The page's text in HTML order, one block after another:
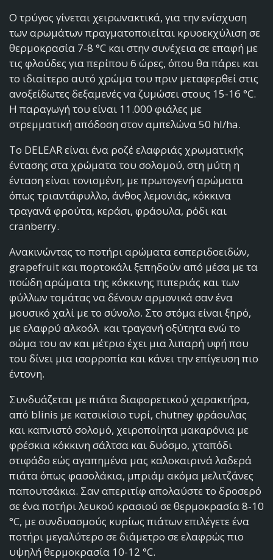
Ο τρύγος γίνεται χειρωνακτικά, για την ενίσχυση
των αρωμάτων πραγματοποιείται κρυοεκχύλιση σε
θερμοκρασία 7-8 °C και στην συνέχεια σε επαφή με
τις φλούδες για περίπου 6 ώρες, όπου θα πάρει και
το ιδιαίτερο αυτό χρώμα του πριν μεταφερθεί στις
ανοξείδωτες δεξαμενές να ζυμώσει στους 15-16 °C.
Η παραγωγή του είναι 11.000 φιάλες με
στρεμματική απόδοση στον αμπελώνα 50 hl/ha.
Το DELEAR είναι ένα ροζέ ελαφριάς χρωματικής
έντασης στα χρώματα του σολομού, στη μύτη η
ένταση είναι τονισμένη, με πρωτογενή αρώματα
όπως τριαντάφυλλο, άνθος λεμονιάς, κόκκινα
τραγανά φρούτα, κεράσι, φράουλα, ρόδι και
cranberry.
Ανακινώντας το ποτήρι αρώματα εσπεριδοειδών,
grapefruit και πορτοκάλι ξεπηδούν από μέσα με τα
ποώδη αρώματα της κόκκινης πιπεριάς και των
φύλλων τομάτας να δένουν αρμονικά σαν ένα
μουσικό χαλί με το σύνολο. Στο στόμα είναι ξηρό,
με ελαφρύ αλκοόλ και τραγανή οξύτητα ενώ το
σώμα του αν και μέτριο έχει μια λιπαρή υφή που
του δίνει μια ισορροπία και κάνει την επίγευση πιο
έντονη.
Συνδυάζεται με πιάτα διαφορετικού χαρακτήρα,
από blinis με κατσικίσιο τυρί, chutney φράουλας
και καπνιστό σολομό, χειροποίητα μακαρόνια με
φρέσκια κόκκινη σάλτσα και δυόσμο, χταπόδι
στιφάδο εώς αγαπημένα μας καλοκαιρινά λαδερά
πιάτα όπως φασολάκια, μπριάμ ακόμα μελιτζάνες
παπουτσάκια. Σαν απεριτίφ απολαύστε το δροσερό
σε ένα ποτήρι λευκού κρασιού σε θερμοκρασία 8-10
°C, με συνδυασμούς κυρίως πιάτων επιλέγετε ένα
ποτήρι μεγαλύτερο σε διάμετρο σε ελαφρώς πιο
υψηλή θερμοκρασία 10-12 °C.